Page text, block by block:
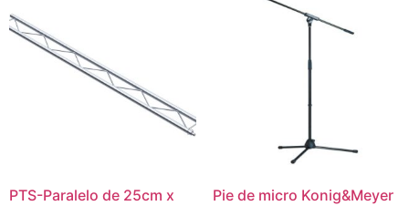
PTS-Paralelo de 25cm x
Pie de micro Konig&Meyer